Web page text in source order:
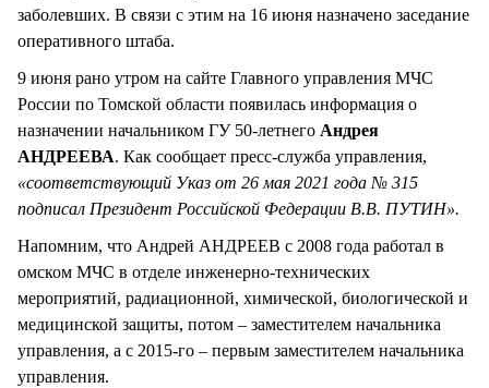
заболевших. В связи с этим на 16 июня назначено заседание
оперативного штаба.
9 июня рано утром на сайте Главного управления МЧС
России по Томской области появилась информация о
назначении начальником ГУ 50-летнего Андрея
АНДРЕЕВА. Как сообщает пресс-служба управления,
«соответствующий Указ от 26 мая 2021 года № 315
подписал Президент Российской Федерации В.В. ПУТИН».
Напомним, что Андрей АНДРЕЕВ с 2008 года работал в
омском МЧС в отделе инженерно-технических
мероприятий, радиационной, химической, биологической и
медицинской защиты, потом – заместителем начальника
управления, а с 2015-го – первым заместителем начальника
управления.